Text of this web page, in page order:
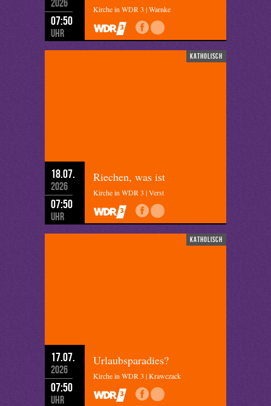
2026
07:50
Uhr
Kirche in WDR 3 | Warnke
katholisch
18.07.
2026
07:50
Uhr
Riechen, was ist
Kirche in WDR 3 | Verst
katholisch
17.07.
2026
07:50
Uhr
Urlaubsparadies?
Kirche in WDR 3 | Krawczack